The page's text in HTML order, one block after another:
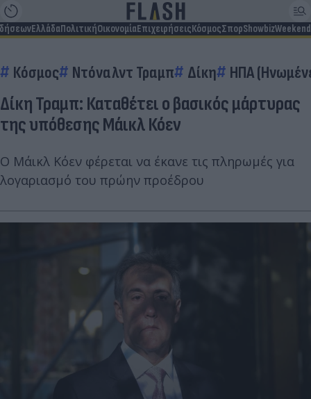
ΕλλάδαΠολιτικήΟικονομίαΕπιχειρήσειςΚόσμοςΣπορShowbizWeekend
Κόσμος Ντόναλντ Τραμπ Δίκη ΗΠΑ
Δίκη Τραμπ: Καταθέτει ο βασικός μάρτυρας
της υπόθεσης Μάικλ Κόεν
Ο Μάικλ Κόεν φέρεται να έκανε τις πληρωμές για
λογαριασμό του πρώην προέδρου